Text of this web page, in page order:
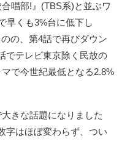
唱部!』(TBS系)と並ぶワ
早くも3%台に低下し
の、第4話で再びダウン
でテレビ東京除く民放の
で今世紀最低となる2.8%
きな話題になりました
字はほぼ変わらず、つい